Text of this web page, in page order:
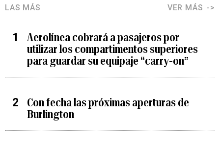
LAS MÁS VER MÁS
Aerolínea cobrará a pasajeros por
utilizar los compartimentos superiores
para guardar su equipaje “carry-on”
Con fecha las próximas aperturas de
Burlington